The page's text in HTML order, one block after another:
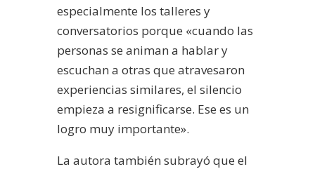
especialmente los talleres y
conversatorios porque «cuando las
personas se animan a hablar y
escuchan a otras que atravesaron
experiencias similares, el silencio
empieza a resignificarse. Ese es un
logro muy importante».
La autora también subrayó que el